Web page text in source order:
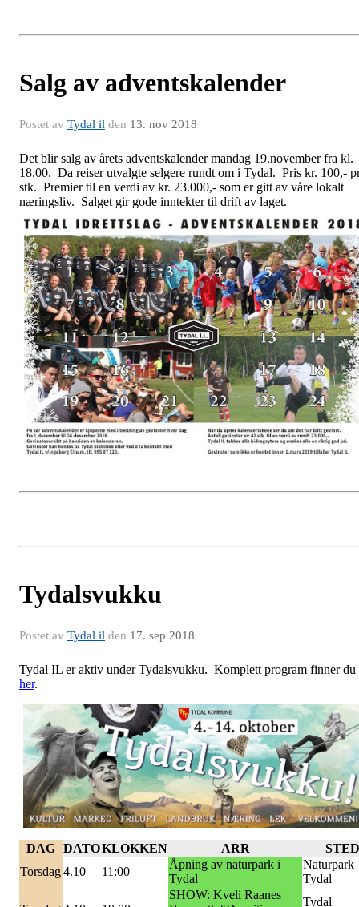
Salg av adventskalender
Postet av Tydal il den 13. nov 2018
Det blir salg av årets adventskalender mandag 19.november fra kl.
18.00. Da reiser utvalgte selgere rundt om i Tydal. Pris kr. 100,-
stk. Premier til en verdi av kr. 23.000,- som er gitt av våre lokalt
næringsliv. Salget gir gode inntekter til drift av laget.
Tydalsvukku
Postet av Tydal il den 17. sep 2018
Tydal IL er aktiv under Tydalsvukku. Komplett program finner du
her.
DAG DATOKLOKKEN ARR
STED
Torsdag4.10 11:00
Åpning av naturpark i
Tydal
Naturpark
Tydal
SHOW: Kveli Raanes
Tydal